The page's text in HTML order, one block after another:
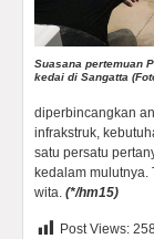
Suasana pertemuan
kedai di Sangatta
diperbincangkan
infrakstruk,
satu persatu
kedalam
wita. (*/hm15)
Post Views: